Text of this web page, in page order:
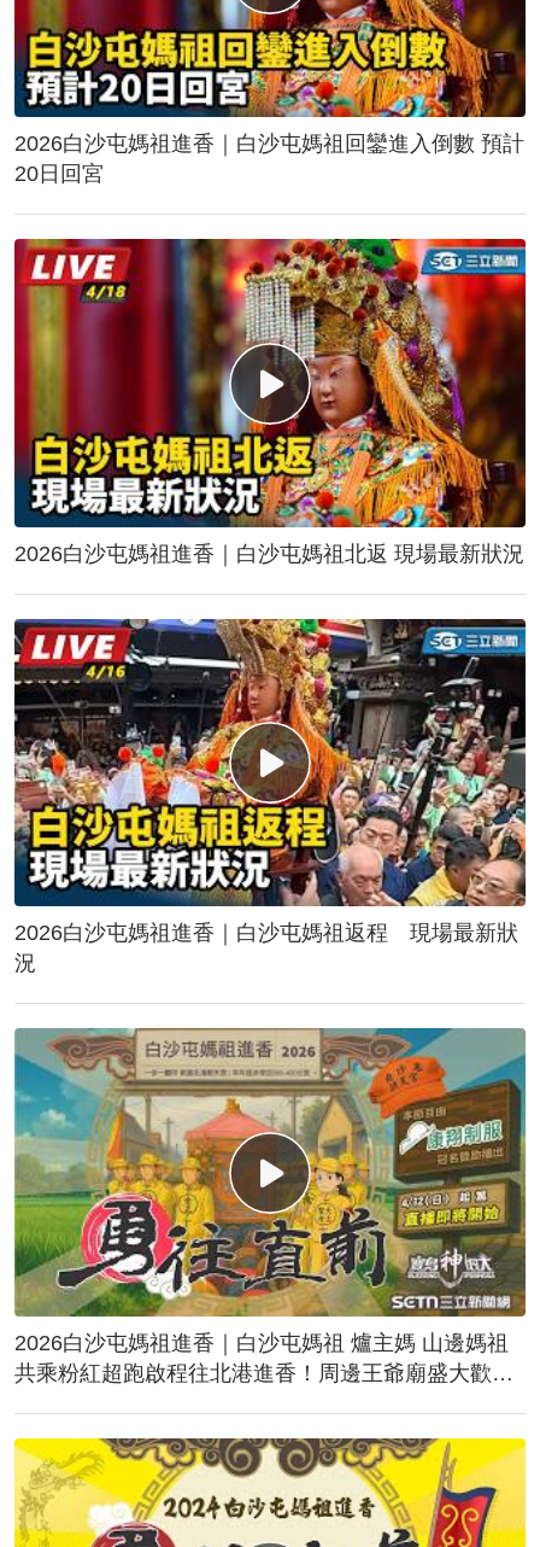
2026白沙屯媽祖進香｜白沙屯媽祖回鑾進入倒數 預計
20日回宮
2026白沙屯媽祖進香｜白沙屯媽祖北返 現場最新狀況
2026白沙屯媽祖進香｜白沙屯媽祖返程 現場最新狀
況
2026白沙屯媽祖進香｜白沙屯媽祖 爐主媽 山邊媽祖
共乘粉紅超跑啟程往北港進香！周邊王爺廟盛大歡